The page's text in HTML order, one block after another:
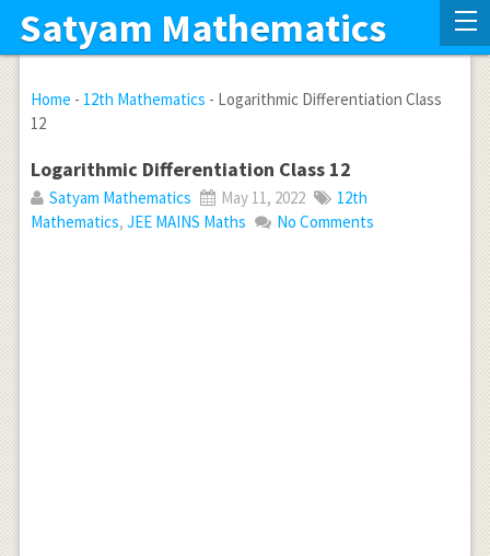
Satyam Mathematics
Home - 12th Mathematics - Logarithmic Differentiation Class
12
Logarithmic Differentiation Class 12
Satyam Mathematics May 11, 2022
12th
Mathematics, JEE MAINS Maths No Comments